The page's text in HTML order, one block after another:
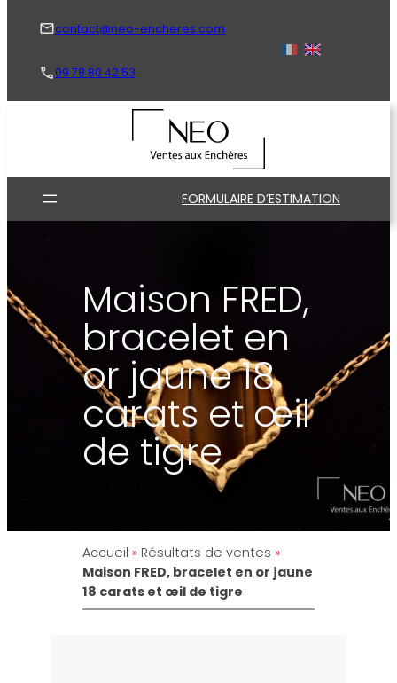
contact@neo-encheres.com
09 78 80 42 53
FORMULAIRE D’ESTIMATION
Maison FRED,
bracelet en
or jaune 18
carats et œil
de tigre
Accueil » Résultats de ventes »
Maison FRED, bracelet en or jaune
18 carats et œil de tigre